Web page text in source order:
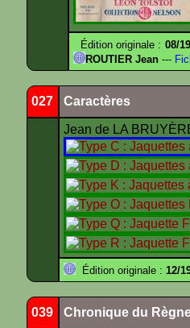
Édition originale : 08/
ROUTIER Jean ---
027 Caractères
Jean de LA
Édition originale : 12/
039 Chronique du